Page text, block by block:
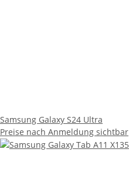
Samsung Galaxy S24 Ultra
Preise nach Anmeldung sichtbar